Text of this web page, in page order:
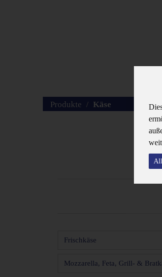
vom
Acker
Produkte Käse
Frischkäse
Mozzarella, Feta, Grill- &